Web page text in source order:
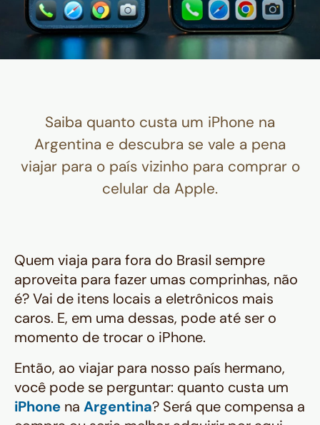
Saiba quanto custa um iPhone na
Argentina e descubra se vale a pena
viajar para o país vizinho para comprar o
celular da Apple.
Quem viaja para fora do Brasil sempre
aproveita para fazer umas comprinhas, não
é? Vai de itens locais a eletrônicos mais
caros. E, em uma dessas, pode até ser o
momento de trocar o iPhone.
Então, ao viajar para nosso país hermano,
você pode se perguntar: quanto custa um
iPhone na Argentina? Será que compensa a